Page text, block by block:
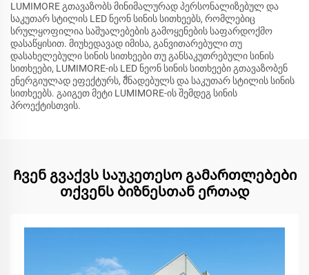
LUMIMORE გთავაზობს მინიმალურად პერსონალიზებულ და
საკუთარ სტილის LED ნეონ სინის სითხეებს, რომლებიც
სრულყოფილია საშუალებების გამოყენების საფარდოქმო
დასაწყისით. მიუხედავად იმისა, განვითარებული თუ
დასახელებული სინის სითხეები თუ განსაკუთრებული სინის
სითხეები, LUMIMORE-ის LED ნეონ სინის სითხეები გთავაზობენ
ენერგიულად ეფექტურს, მั่ნადებულს და საკუთარ სტილის სინის
სითხეებს. გაიგეთ მეტი LUMIMORE-ის შემდეგ სინის
პროექტისთვის.
Ჩვენ გვაქვს საუკეთესო გამართლებები
თქვენს ბიზნესთან ერთად